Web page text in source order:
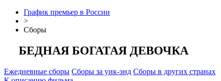
График премьер в России
>
Сборы
БЕДНАЯ БОГАТАЯ ДЕВОЧКА
Ежедневные сборы Сборы за уик-энд Сборы в других странах